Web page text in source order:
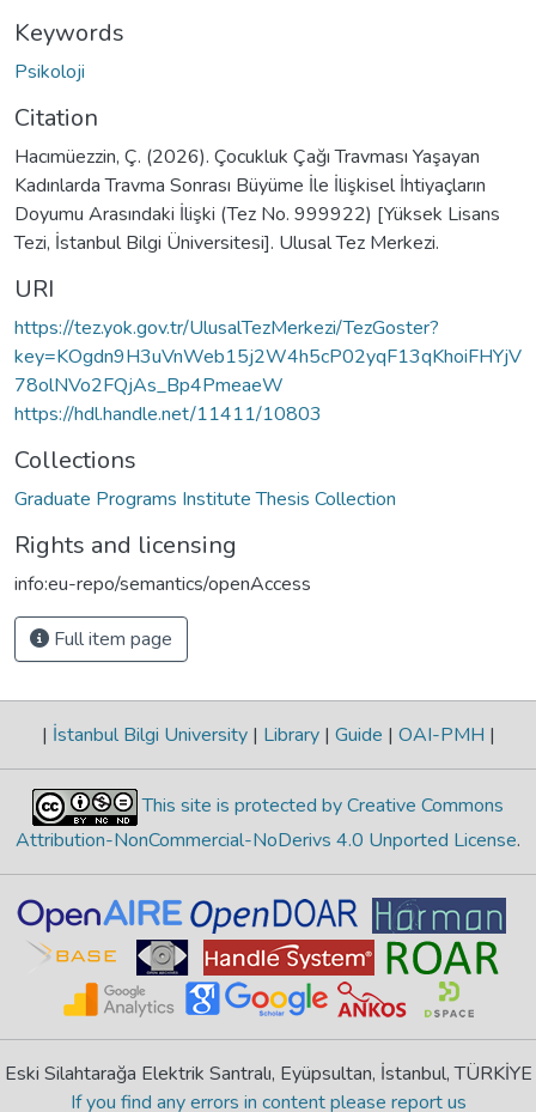
Keywords
Psikoloji
Citation
Hacımüezzin, Ç. (2026). Çocukluk Çağı Travması Yaşayan
Kadınlarda Travma Sonrası Büyüme İle İlişkisel İhtiyaçların
Doyumu Arasındaki İlişki (Tez No. 999922) [Yüksek Lisans
Tezi, İstanbul Bilgi Üniversitesi]. Ulusal Tez Merkezi.
URI
https://tez.yok.gov.tr/UlusalTezMerkezi/TezGoster?
key=KOgdn9H3uVnWeb15j2W4h5cP02yqF13qKhoiFHYjV
78olNVo2FQjAs_Bp4PmeaeW
https://hdl.handle.net/11411/10803
Collections
Graduate Programs Institute Thesis Collection
Rights and licensing
info:eu-repo/semantics/openAccess
Full item page
| İstanbul Bilgi University | Library | Guide | OAI-PMH |
This site is protected by Creative Commons
Attribution-NonCommercial-NoDerivs 4.0 Unported License.
Eski Silahtarağa Elektrik Santralı, Eyüpsultan, İstanbul, TÜRKİYE
If you find any errors in content please report us